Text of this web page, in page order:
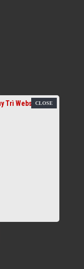
Trì Website